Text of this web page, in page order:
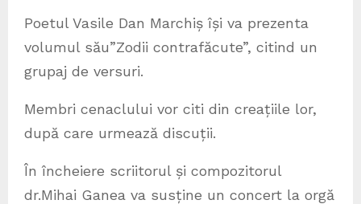
Poetul Vasile Dan Marchiș își va prezenta
volumul său”Zodii contrafăcute”, citind un
grupaj de versuri.
Membri cenaclului vor citi din creațiile lor,
după care urmează discuții.
În încheiere scriitorul și compozitorul
dr.Mihai Ganea va susține un concert la orgă